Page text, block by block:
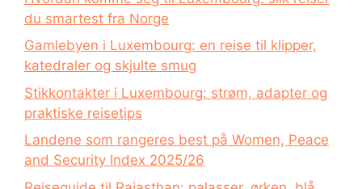
du smartest fra Norge
Gamlebyen i Luxembourg: en reise til klipper,
katedraler og skjulte smug
Stikkontakter i Luxembourg: strøm, adapter og
praktiske reisetips
Landene som rangeres best på Women, Peace
and Security Index 2025/26